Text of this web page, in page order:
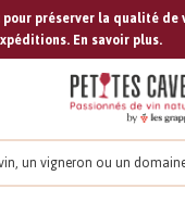
préserver la qualité de
En savoir plus.